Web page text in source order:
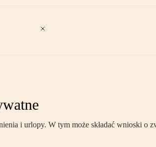
i urlopy. W tym może składać wnioski o